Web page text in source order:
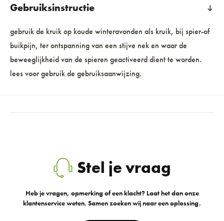
Gebruiksinstructie
gebruik de kruik op koude winteravonden als kruik, bij spier-of
buikpijn, ter ontspanning van een stijve nek en waar de
beweeglijkheid van de spieren geactiveerd dient te worden.
lees voor gebruik de gebruiksaanwijzing.
Stel je vraag
Heb je vragen, opmerking of een klacht? Laat het dan onze
klantenservice weten. Samen zoeken wij naar een oplossing.